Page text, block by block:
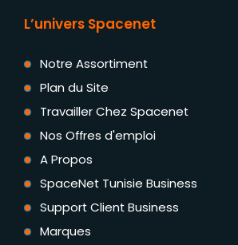
L’univers Spacenet
Notre Assortiment
Plan du Site
Travailler Chez Spacenet
Nos Offres d'emploi
A Propos
SpaceNet Tunisie Business
Support Client Business
Marques